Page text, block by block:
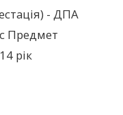
- ДПА
Предмет
рік